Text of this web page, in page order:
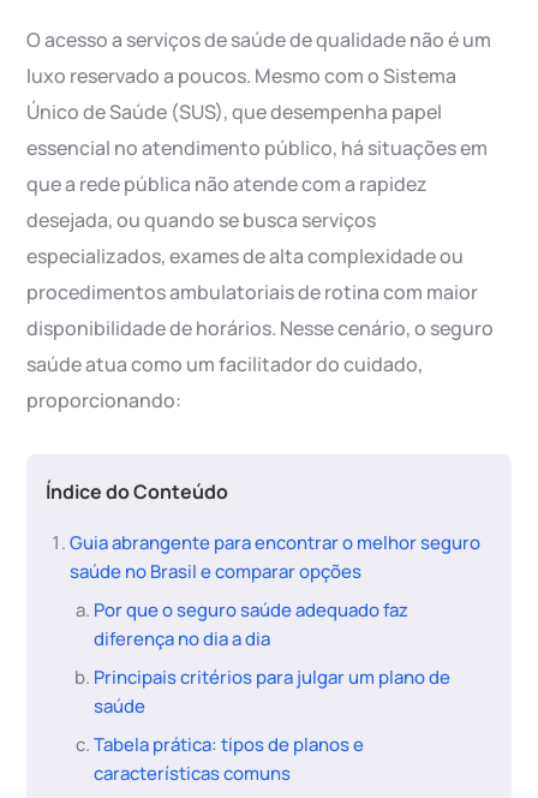
O acesso a serviços de saúde de qualidade não é um
luxo reservado a poucos. Mesmo com o Sistema
Único de Saúde (SUS), que desempenha papel
essencial no atendimento público, há situações em
que a rede pública não atende com a rapidez
desejada, ou quando se busca serviços
especializados, exames de alta complexidade ou
procedimentos ambulatoriais de rotina com maior
disponibilidade de horários. Nesse cenário, o seguro
saúde atua como um facilitador do cuidado,
proporcionando:
Índice do Conteúdo
Guia abrangente para encontrar o melhor seguro
saúde no Brasil e comparar opções
Por que o seguro saúde adequado faz
diferença no dia a dia
Principais critérios para julgar um plano de
saúde
Tabela prática: tipos de planos e
características comuns